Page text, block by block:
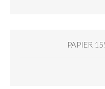
PAPIER